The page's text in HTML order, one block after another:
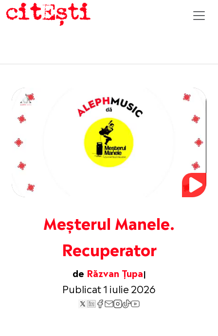
Meșterul Manele.
Recuperator
de Răzvan Țupa
Publicat 1 iulie 2026